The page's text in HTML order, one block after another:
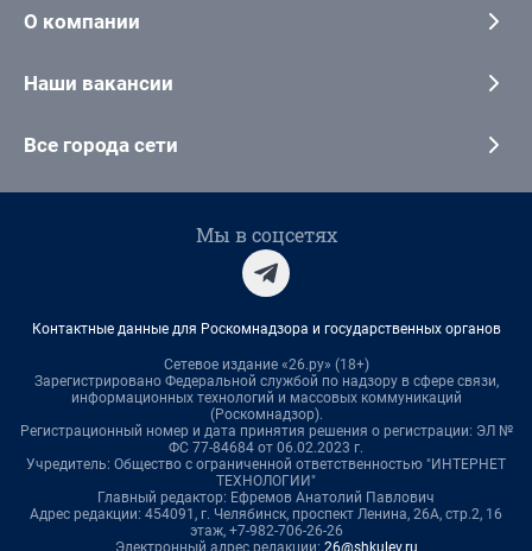
О компании
Наши вакансии
Все города сети
Мы в соцсетях
Контактные данные для Роскомнадзора и государственных органов
Сетевое издание «26.ру» (18+)
Зарегистрировано Федеральной службой по надзору в сфере связи,
информационных технологий и массовых коммуникаций
(Роскомнадзор).
Регистрационный номер и дата принятия решения о регистрации: ЭЛ №
ФС 77-84684 от 06.02.2023 г.
Учредитель: Общество с ограниченной ответственностью "ИНТЕРНЕТ
ТЕХНОЛОГИИ"
Главный редактор: Ефремов Анатолий Павлович
Адрес редакции: 454091, г. Челябинск, проспект Ленина, 26А, стр.2, 16
этаж, +7-982-706-26-26